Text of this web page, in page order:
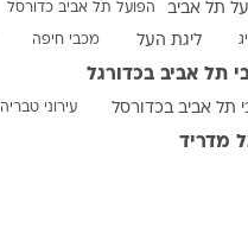
תל אביב הפועל תל אביב כדורסל
ליגת העל מכבי חיפה
תל אביב בכדורגל
תל אביב בכדורסל עירוני טבריה
מדריד